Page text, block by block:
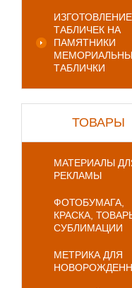
ИЗГОТОВЛЕНИЕ
ТАБЛИЧЕК НА
ПАМЯТНИКИ
ТАБЛИЧКИ
ТОВАРЫ
МАТЕРИАЛЫ
РЕКЛАМЫ
ФОТОБУМАГА,
КРАСКА,
СУБЛИМАЦИИ
МЕТРИКА ДЛЯ